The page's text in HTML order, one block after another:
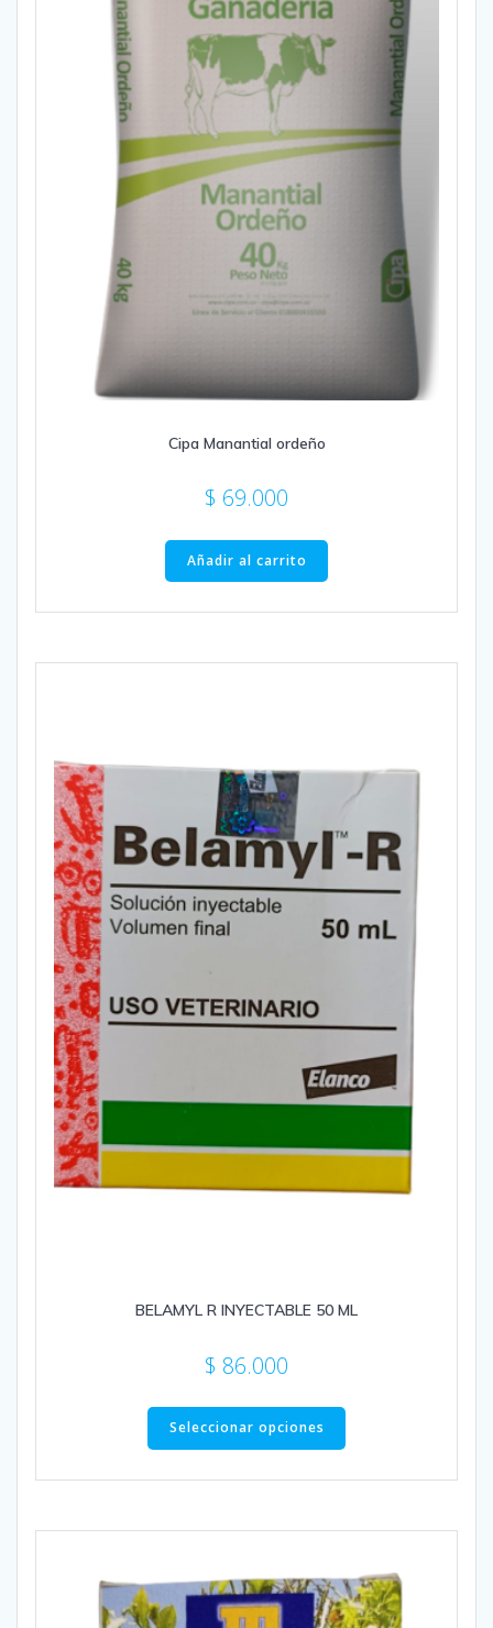
Cipa Manantial ordeño
$ 69.000
Añadir al carrito
BELAMYL R INYECTABLE 50 ML
$ 86.000
Seleccionar opciones
Este
tiene
múltiples
Las
se
pueden
elegir